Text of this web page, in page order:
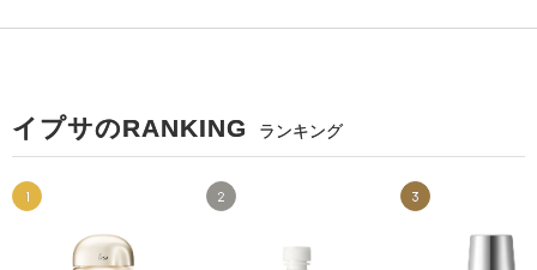
イプサのRANKING ランキング
1 2 3